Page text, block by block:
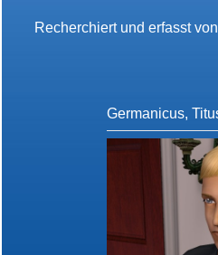
Recherchiert und erfasst
Germanicus,